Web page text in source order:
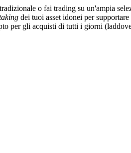
o fai trading su un'ampia
dei tuoi asset idonei per
per gli acquisti di tutti i giorni